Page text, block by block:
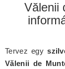
Vălenii
Tervez egy
Vălenii de